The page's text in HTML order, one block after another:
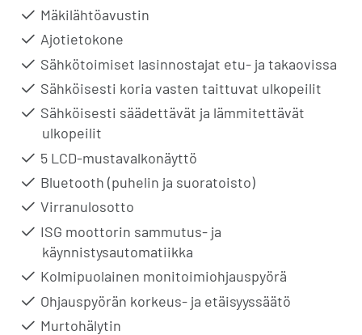
Mäkilähtöavustin
Ajotietokone
Sähkötoimiset lasinnostajat etu- ja takaovissa
Sähköisesti koria vasten taittuvat ulkopeilit
Sähköisesti säädettävät ja lämmitettävät
ulkopeilit
5 LCD-mustavalkonäyttö
Bluetooth (puhelin ja suoratoisto)
Virranulosotto
ISG moottorin sammutus- ja
käynnistysautomatiikka
Kolmipuolainen monitoimiohjauspyörä
Ohjauspyörän korkeus- ja etäisyyssäätö
Murtohälytin